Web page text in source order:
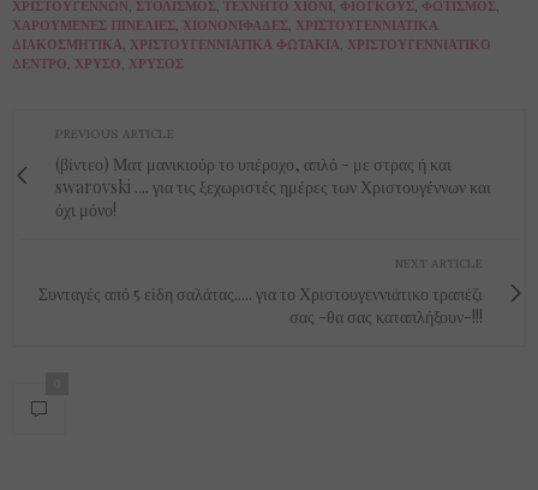
ΧΡΙΣΤΟΥΓΈΝΝΩΝ, ΣΤΟΛΙΣΜΌΣ, ΤΕΧΝΗΤΌ ΧΙΌΝΙ, ΦΙΌΓΚΟΥΣ, ΦΩΤΙΣΜΌΣ,
ΧΑΡΟΎΜΕΝΕΣ ΠΙΝΕΛΙΈΣ, ΧΙΟΝΟΝΙΦΆΔΕΣ, ΧΡΙΣΤΟΥΓΕΝΝΙΆΤΙΚΑ
ΔΙΑΚΟΣΜΗΤΙΚΆ, ΧΡΙΣΤΟΥΓΕΝΝΙΆΤΙΚΑ ΦΩΤΆΚΙΑ, ΧΡΙΣΤΟΥΓΕΝΝΙΆΤΙΚΟ
ΔΈΝΤΡΟ, ΧΡΥΣΌ, ΧΡΥΣΌΣ
PREVIOUS ARTICLE
(βίντεο) Ματ μανικιούρ το υπέροχο, απλό - με στρας ή και
swarovski .... για τις ξεχωριστές ημέρες των Χριστουγέννων και
όχι μόνο!
NEXT ARTICLE
Συνταγές από 5 είδη σαλάτας..... για το Χριστουγεννιάτικο τραπέζι
σας -θα σας καταπλήξουν-!!!